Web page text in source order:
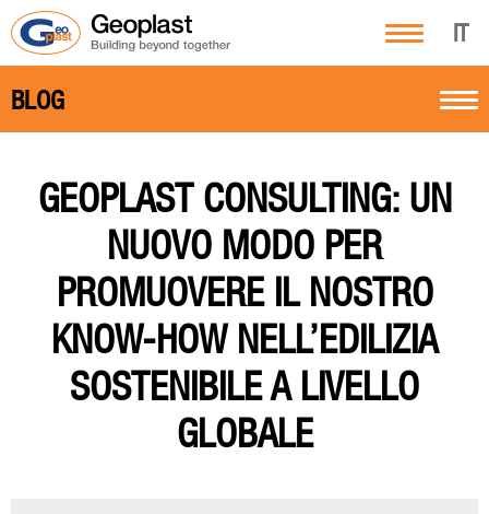
IT
BLOG
GEOPLAST CONSULTING: UN
NUOVO MODO PER
PROMUOVERE IL NOSTRO
KNOW-HOW NELL’EDILIZIA
SOSTENIBILE A LIVELLO
GLOBALE